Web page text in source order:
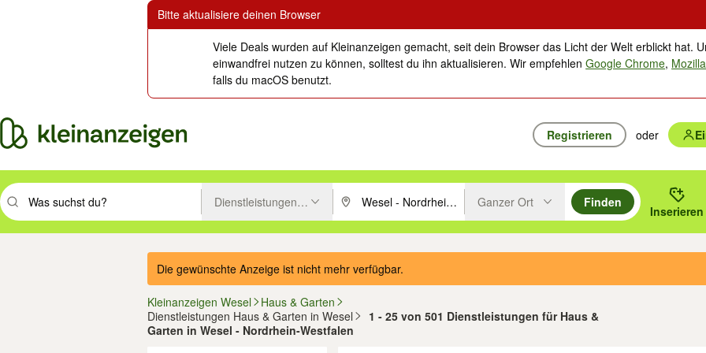
Bitte aktualisiere deinen Browser
Viele Deals wurden auf Kleinanzeigen gemacht, seit dein Browser das Licht der Welt erblickt hat.
einwandfrei nutzen zu können, solltest du ihn aktualisieren. Wir empfehlenGoogle Chrome,
falls du macOS benutzt.
Registrieren oder
Suchbegriff eingeben. Eingabetaste drücken um zu suchen, oder Vorschläge mit den Pfeiltasten nach oben/unten durchsuchen und mit
Dienstleistungen Haus & GartenPLZ oder Ort eingeben. Eingabetaste drücken um zu suchen, oder
Ganzer Ort
Finden
Inserieren
Die gewünschte Anzeige ist nicht mehr verfügbar.
Kleinanzeigen Wesel
Haus & Garten
Dienstleistungen Haus & Garten in Wesel
1 - 25 von 501 Dienstleistungen für Haus &
Garten in Wesel - Nordrhein-Westfalen